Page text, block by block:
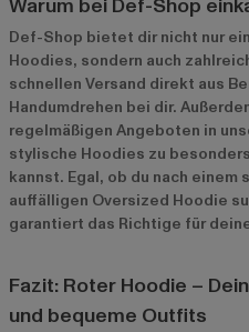
Warum bei Def-Shop
Def-Shop bietet dir nicht nur
Hoodies, sondern auch
schnellen Versand direkt aus
Handumdrehen bei dir.
regelmäßigen Angeboten in
stylische Hoodies zu
kannst. Egal, ob du nach
auffälligen Oversized Hoodie
garantiert das Richtige für
Fazit: Roter Hoodie –
und bequeme Outfits